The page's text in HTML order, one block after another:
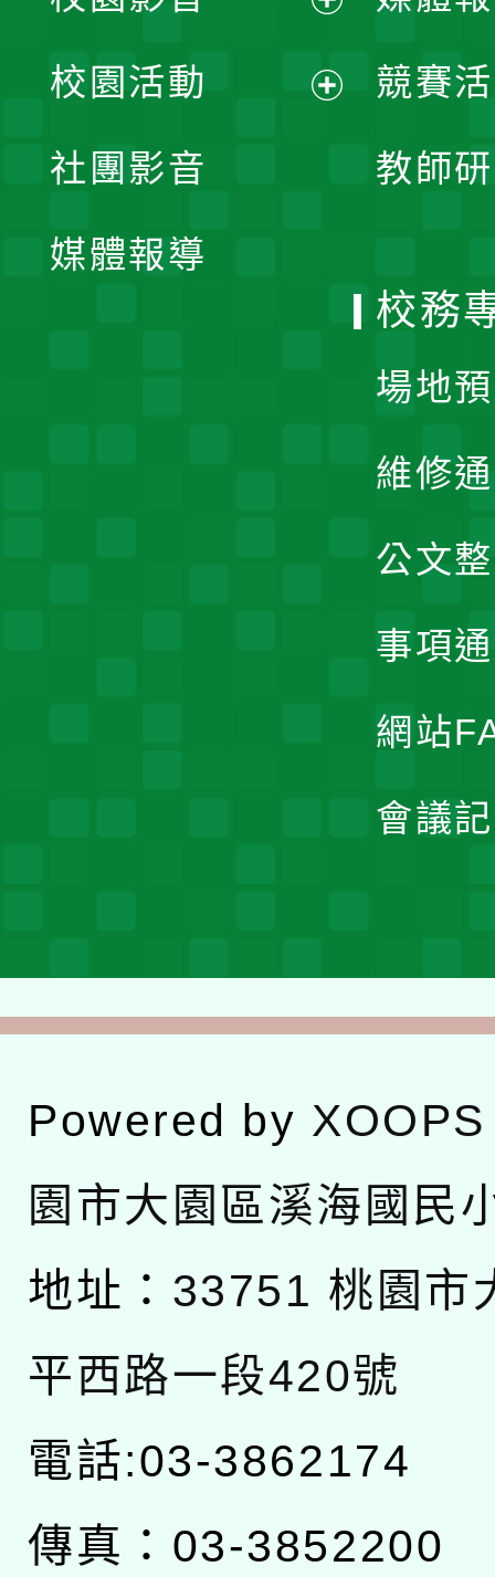
競賽
教師
開
校園活動
社團影音
媒體報導
校務
場地
維修
公文
事項
網站
會議
Powered by XOOPS
園市大園區溪海國民
地址： 33751 桃園市
平西路一段420號
電話:03-3862174
傳真：03-3852200